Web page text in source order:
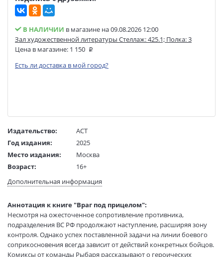
В НАЛИЧИИ в магазине на 09.08.2026 12:00
Зал художественной литературы Стеллаж: 425.1; Полка: 3
Цена в магазине: 1 150
Есть ли доставка в мой город?
Издательство:
АСТ
Год издания:
2025
Место издания:
Москва
Возраст:
16+
Язык текста:
русский
Тип обложки:
Твердый переплет
Формат:
60х84 1/8
Размеры в мм
(ДхШхВ):
290x205x10
Вес:
530 гр.
Дополнительная информация
Аннотация к книге "Враг под прицелом":
Несмотря на ожесточенное сопротивление противника,
подразделения ВС РФ продолжают наступление, расширяя зону
контроля. Однако успех поставленной задачи на линии боевого
соприкосновения всегда зависит от действий конкретных бойцов.
Комиксы от команды Рыбаря рассказывают о героических